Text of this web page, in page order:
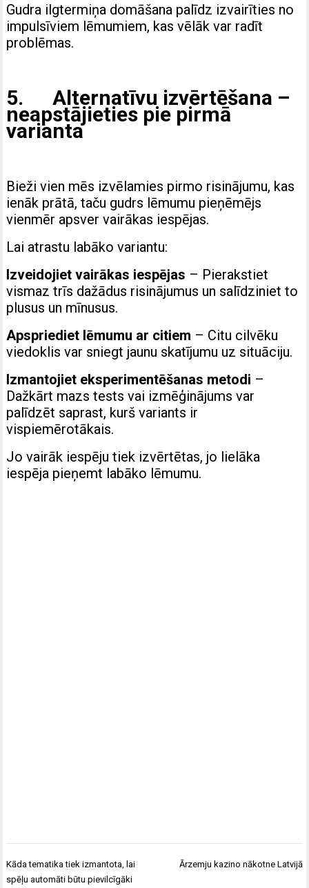
Gudra ilgtermiņa domāšana palīdz izvairīties no
impulsīviem lēmumiem, kas vēlāk var radīt
problēmas.
5. Alternatīvu izvērtēšana –
neapstājieties pie pirmā
varianta
Bieži vien mēs izvēlamies pirmo risinājumu, kas
ienāk prātā, taču gudrs lēmumu pieņēmējs
vienmēr apsver vairākas iespējas.
Lai atrastu labāko variantu:
Izveidojiet vairākas iespējas – Pierakstiet
vismaz trīs dažādus risinājumus un salīdziniet to
plusus un mīnusus.
Apspriediet lēmumu ar citiem – Citu cilvēku
viedoklis var sniegt jaunu skatījumu uz situāciju.
Izmantojiet eksperimentēšanas metodi –
Dažkārt mazs tests vai izmēģinājums var
palīdzēt saprast, kurš variants ir
vispiemērotākais.
Jo vairāk iespēju tiek izvērtētas, jo lielāka
iespēja pieņemt labāko lēmumu.
Ziņu
izvēlne
Kāda tematika tiek izmantota, lai
spēļu automāti būtu pievilcīgāki
Ārzemju kazino nākotne Latvijā